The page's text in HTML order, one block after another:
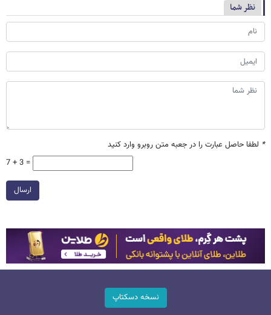
نظر شما
* لطفا حاصل عبارت را در جعبه متن روبرو وارد کنید
7 + 3 =
ارسال
نسخه دسکتاپ